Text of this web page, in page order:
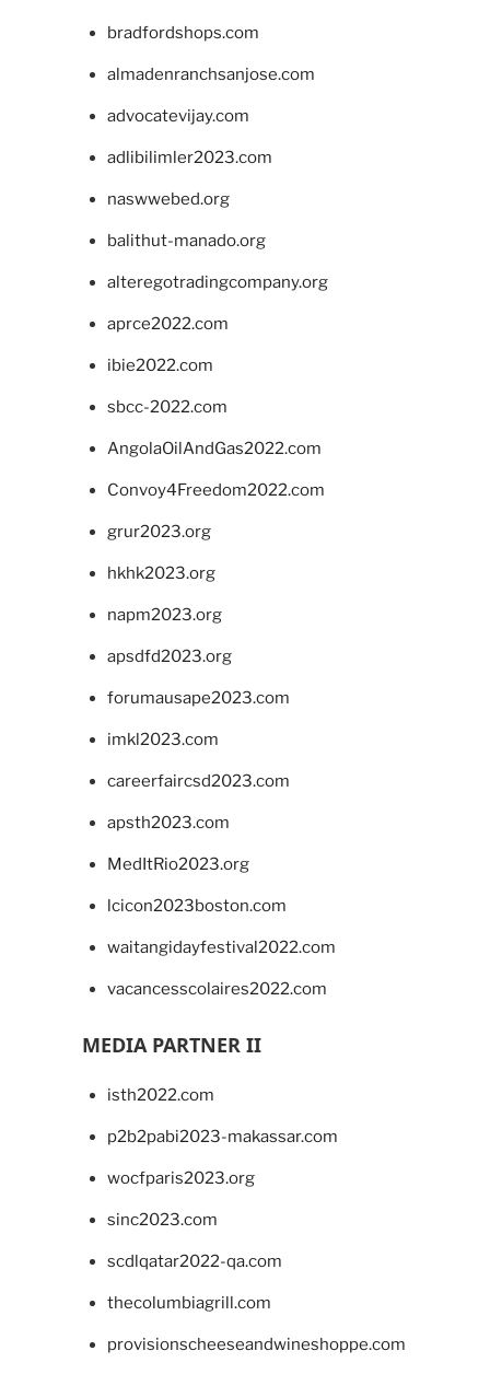
bradfordshops.com
almadenranchsanjose.com
advocatevijay.com
adlibilimler2023.com
naswwebed.org
balithut-manado.org
alteregotradingcompany.org
aprce2022.com
ibie2022.com
sbcc-2022.com
AngolaOilAndGas2022.com
Convoy4Freedom2022.com
grur2023.org
hkhk2023.org
napm2023.org
apsdfd2023.org
forumausape2023.com
imkl2023.com
careerfaircsd2023.com
apsth2023.com
MedItRio2023.org
lcicon2023boston.com
waitangidayfestival2022.com
vacancesscolaires2022.com
MEDIA PARTNER II
isth2022.com
p2b2pabi2023-makassar.com
wocfparis2023.org
sinc2023.com
scdlqatar2022-qa.com
thecolumbiagrill.com
provisionscheeseandwineshoppe.com